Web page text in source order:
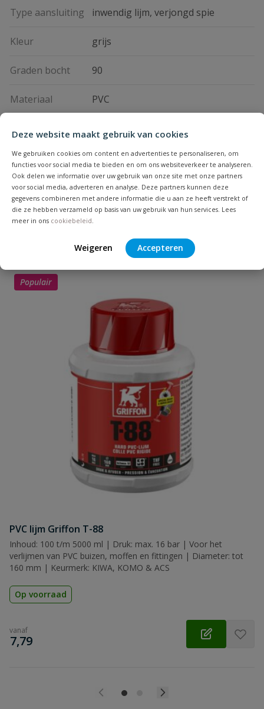
Deze website maakt gebruik van cookies
We gebruiken cookies om content en advertenties te personaliseren, om
functies voor social media te bieden en om ons websiteverkeer te analyseren.
Ook delen we informatie over uw gebruik van onze site met onze partners
voor social media, adverteren en analyse. Deze partners kunnen deze
gegevens combineren met andere informatie die u aan ze heeft verstrekt of
die ze hebben verzameld op basis van uw gebruik van hun services. Lees
meer in ons cookiebeleid
Weigeren Accepteren
Type aansluiting inwendig lijm, verjongd spie
Kleur grijs
Graden bocht 90
Materiaal PVC
Vraag en antwoord
Geen vragen
Heb je zelf ook een vraag over
dit product?
Stel jouw
Beoordelingen
Schrijf zelf een beoordeling
Je beoordeelt:PVC HWA bocht 90 graden verjongd
Uw waardering:
Samenvatting
Beoordeling
Beoordeling versturen
Bijpassende producten
Populair
PVC lijm Griffon T-88
Inhoud: 100 t/m 5000 ml | Druk: max. 16 bar | Voor het
verlijmen van PVC buizen, moffen en fittingen | Diameter: tot
160 mm | Keurmerk: KIWA, KOMO & ACS
Op voorraad
vanaf
€
7,79